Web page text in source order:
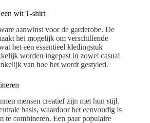
wit T-shirt
aanwinst voor de garderobe. De
het mogelijk om verschillende
het een essentieel kledingstuk
worden ingepast in zowel casual
van hoe het wordt gestyled.
mensen creatief zijn met hun stijl.
basis, waardoor het eenvoudig is
te combineren. Een paar populaire